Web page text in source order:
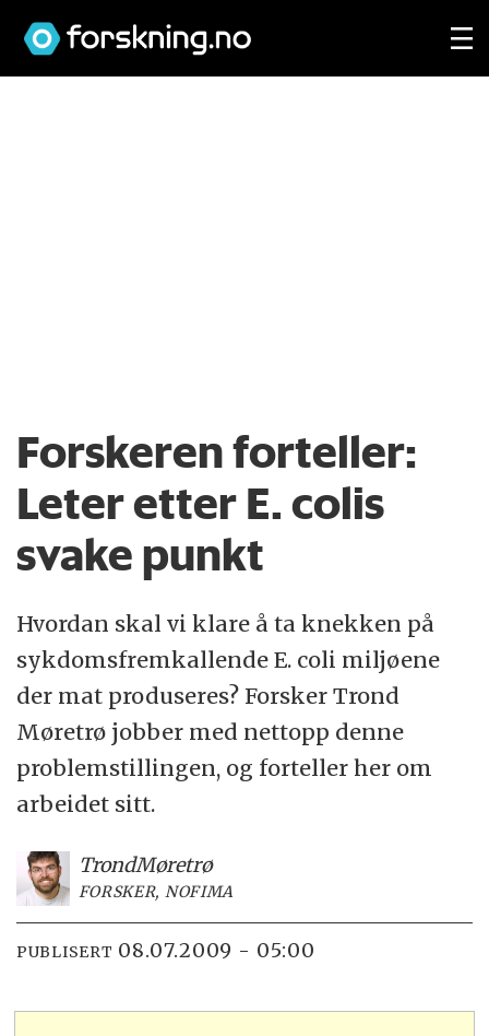
Forskeren forteller:
Leter etter E. colis
svake punkt
Hvordan skal vi klare å ta knekken på
sykdomsfremkallende E. coli miljøene
der mat produseres? Forsker Trond
Møretrø jobber med nettopp denne
problemstillingen, og forteller her om
arbeidet sitt.
TrondMøretrø
FORSKER, NOFIMA
PUBLISERT 08.07.2009 - 05:00